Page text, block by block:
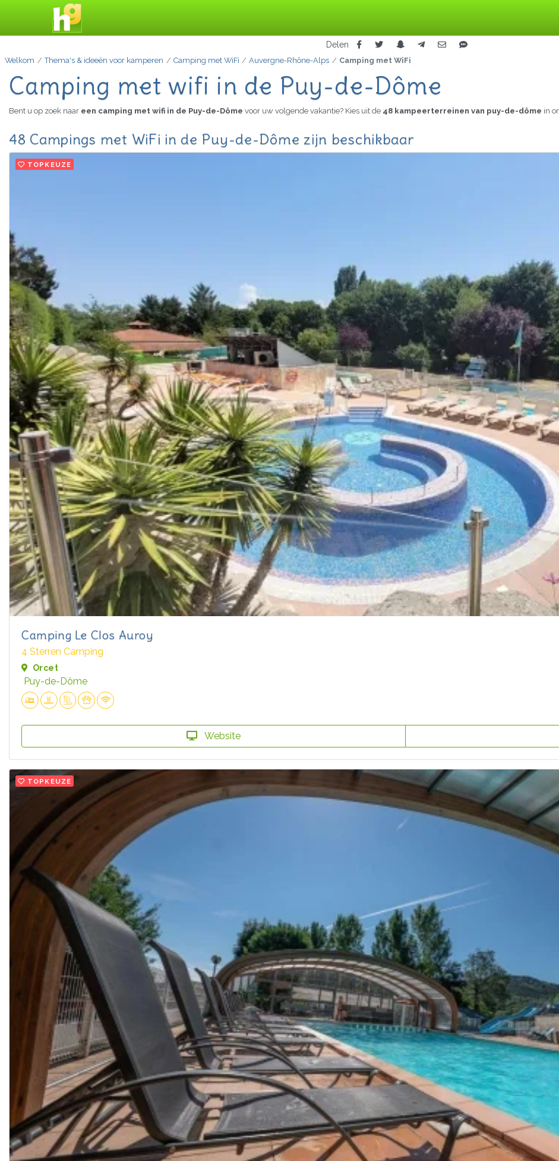
Delen
Welkom Thema's & ideeën voor kamperen Camping met WiFi Auvergne-Rhône-Alps Camping met WiFi
Camping met wifi in de Puy-de-Dôme
Bent u op zoek naar een camping met wifi in de Puy-de-Dôme voor uw volgende vakantie? Kies uit de 48 kampeerterreinen van puy-de-dôme in
48 Campings met WiFi in de Puy-de-Dôme zijn beschikbaar
TOPKEUZE
Camping Le Clos Auroy
4 Sterren Camping
Orcet
Puy-de-Dôme
Website
TOPKEUZE